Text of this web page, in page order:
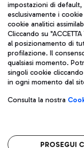
Aeroporti di Roma
coordinamento di
Codice fiscale e
IVA 06572251004
Capitale sociale
Sede legale: Via Pier
telefono +39 06 65951
Privacy policy
impostazioni di default,
esclusivamente i
cookie analitici
Cliccando su
al posizionamento di
profilazione. Il
qualsiasi momento.
singoli cookie cliccando
in ogni momento dal
Consulta la nostra
PROSEGUI